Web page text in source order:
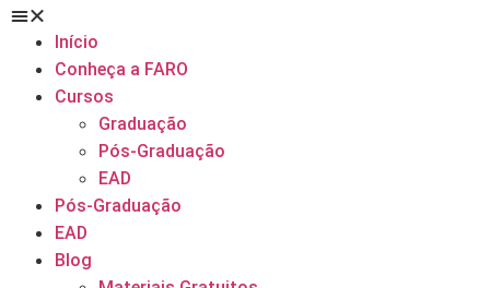
Início
Conheça a FARO
Cursos
Graduação
Pós-Graduação
EAD
Pós-Graduação
EAD
Blog